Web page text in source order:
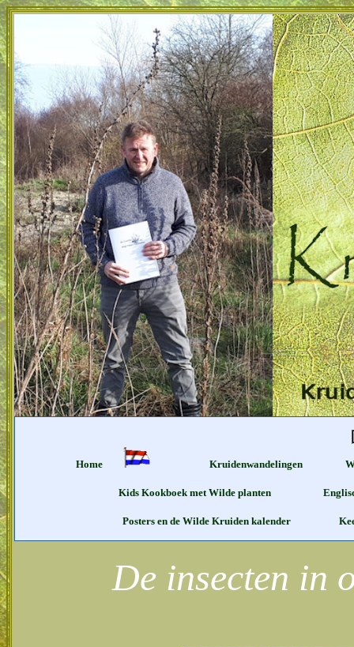
Home Kruidenwandelingen
Kids Kookboek met Wilde planten
Posters en de Wilde Kruiden kalender
De insecten in